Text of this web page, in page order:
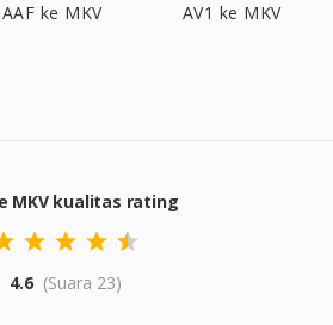
AAF ke MKV AV1 ke MKV
MKV kualitas rating
4.6 (Suara 23)